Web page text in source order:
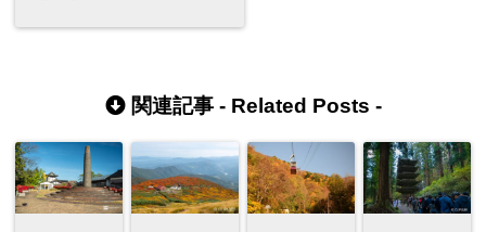
関連記事 - Related Posts -